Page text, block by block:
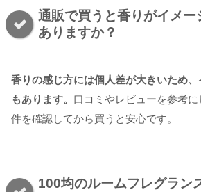
通販で買うと香りがイメー
ありますか？
香りの感じ方には個人差が大きいため
もあります。 口コミやレビューを参考
件を確認してから買うと安心です。
100均のルームフレグラン